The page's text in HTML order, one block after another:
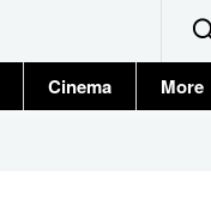
Cinema More